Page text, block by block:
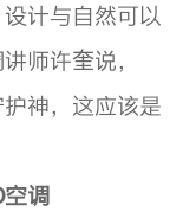
计与自然可以
师许奎说，
神，这应该是
空调